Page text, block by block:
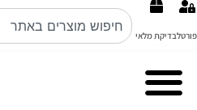
פורטלבדיקת מלאי